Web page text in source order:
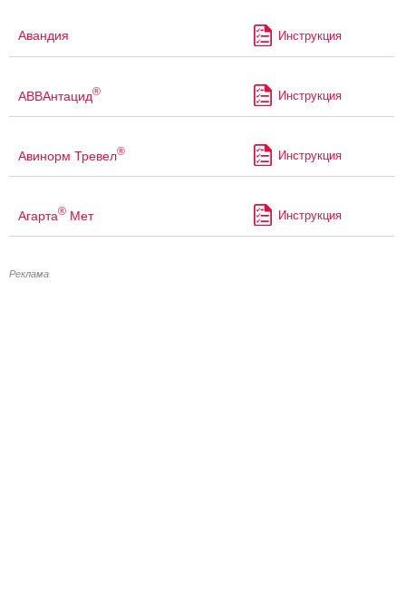
Авандия Инструкция
АВВАнтацид® Инструкция
Авинорм Тревел® Инструкция
Агарта® Мет Инструкция
Реклама